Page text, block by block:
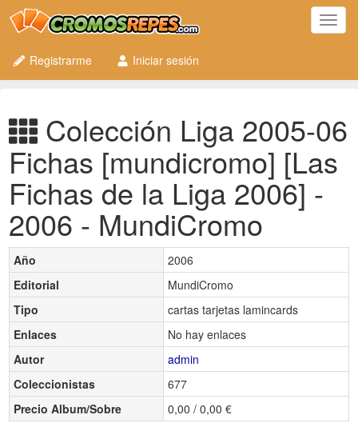
Registrarme
Iniciar sesión
Colección Liga 2005-06
Fichas [mundicromo] [Las
Fichas de la Liga 2006] -
2006 - MundiCromo
Año
2006
Editorial
MundiCromo
Tipo
cartas tarjetas lamincards
Enlaces
No hay enlaces
Autor
admin
Coleccionistas
677
Precio Album/Sobre
0,00 / 0,00 €